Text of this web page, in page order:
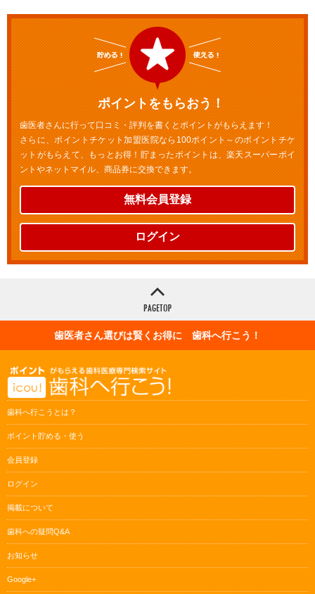
ポイントをもらおう！
歯医者さんに行って口コミ・評判を書くとポイントがもらえます！
さらに、ポイントチケット加盟医院なら100ポイント～のポイントチケ
ットがもらえて、もっとお得！貯まったポイントは、楽天スーパーポイ
ントやネットマイル、商品券に交換できます。
無料会員登録
ログイン
歯医者さん選びは賢くお得に 歯科へ行こう！
歯科へ行こうとは？
ポイント貯める・使う
会員登録
ログイン
掲載について
歯科への疑問Q&A
お知らせ
Google+